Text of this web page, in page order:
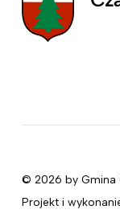
© 2026 by Gmina
Projekt i